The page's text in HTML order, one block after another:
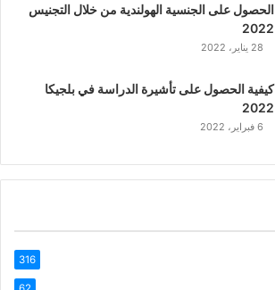
الحصول على الجنسية الهولندية من خلال التجنيس
2022
28 يناير، 2022
كيفية الحصول على تأشيرة الدراسة في بلجيكا
2022
6 فبراير، 2022
316